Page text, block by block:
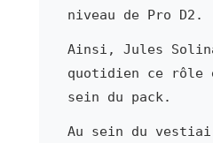
niveau de Pro D2.
Ainsi, Jules
quotidien ce rôle
sein du pack.
Au sein du